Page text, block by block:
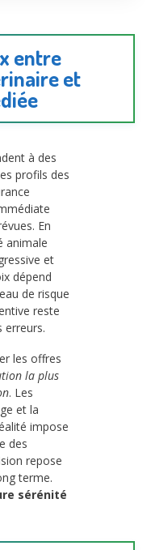
entre
et
à des
profils des
En
animale
et
dépend
de risque
reste
erreurs.
les offres
la plus
. Les
et la
impose
des
repose
terme.
sérénité